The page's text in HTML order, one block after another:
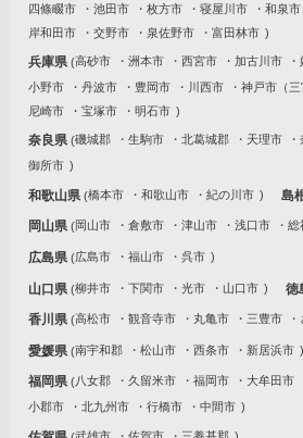
四條畷市
池田市 枚方市 寝屋川市 和泉市
岸和田市
交野市 泉佐野市 富田林市
兵庫県 高砂市 洲本市 西宮市 加古川市
小野市
丹波市 豊岡市 川西市 神戸市（三
尼崎市
宝塚市 明石市
奈良県 磯城郡 生駒市 北葛城郡 天理市
御所市
和歌山県 橋本市 和歌山市 紀の川市 島
岡山県 岡山市 倉敷市 津山市 浅口市 総
広島県 広島市 福山市 呉市
山口県 柳井市 下関市 光市 山口市 徳
香川県 高松市 観音寺市 丸亀市 三豊市
愛媛県 南宇和郡 松山市 西条市 新居浜市
福岡県 八女郡 久留米市 福岡市 大牟田市
小郡市
北九州市 行橋市 中間市